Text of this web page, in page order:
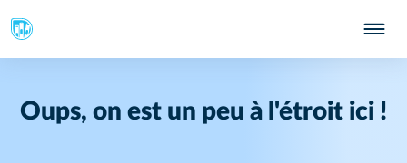
Oups, on est un peu à l'étroit ici !